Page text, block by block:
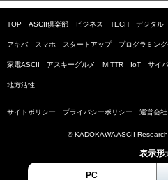
TOP ASCII倶楽部 ビジネス TECH デジタル
アキバ スマホ スタートアップ プログラミン
家電ASCII アスキーグルメ MITTR IoT サイ
地方活性
サイトポリシー プライバシーポリシー 運営会社
© KADOKAWA ASCII
表示形
PC